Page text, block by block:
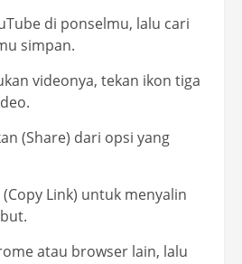
di ponselmu, lalu cari
simpan.
videonya, tekan ikon tiga
(Share) dari opsi yang
Link) untuk menyalin
atau browser lain, lalu